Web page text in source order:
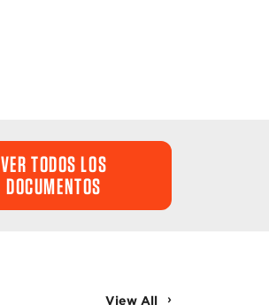
VER TODOS LOS
DOCUMENTOS
View All